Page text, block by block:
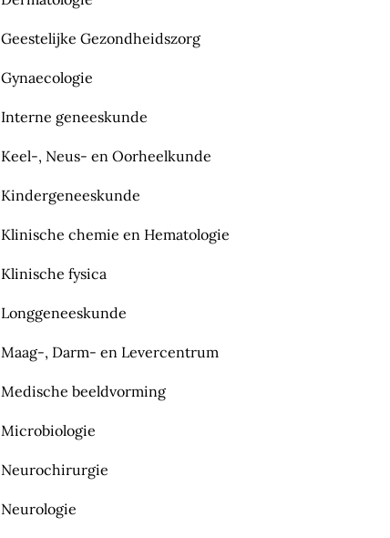
Geestelijke Gezondheidszorg
Gynaecologie
Interne geneeskunde
Keel-, Neus- en Oorheelkunde
Kindergeneeskunde
Klinische chemie en Hematologie
Klinische fysica
Longgeneeskunde
Maag-, Darm- en Levercentrum
Medische beeldvorming
Microbiologie
Neurochirurgie
Neurologie